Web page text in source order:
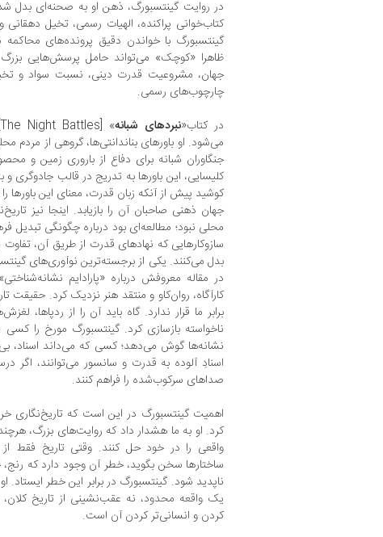
در روایت گینتسبورگ، ذهن او به صحنه‌ای بدل
کتاب‌خوانی پراکنده، الهیات رسمی، تخیل دهقانی
گینتسبورگ با خواندن دقیق پرونده‌های
ظاهرا «کوچک» می‌تواند حامل پرسش‌هایی
جهان، مشروعیت قدرت دینی، نسبت سواد و
چارچوب‌های رسمی.
در کتاب«نبردهای شبانه
می‌شود. او باورهای بناندانتی‌ها، گروهی از مردم
جنگاوران شبانه برای دفاع از باروری زمین و
کلیسایی، این باورها به تدریج در قالب جادوگری
کوشید پیش از آنکه زبان قدرت، معنای این باورها
جهان ذهنی صاحبان آن را بازیابد. اینجا نیز
محلی نبود؛ مطالعه‌ای بود درباره چگونگی تبدیل
سازوکارهایی که نهادهای قدرت از طریق آن، تفاوت
بدل می‌کنند. یکی از برجسته‌ترین نوآوری‌های
در مقاله معروفش درباره «پارادایم
کارآگاه، روان‌کاو و منتقد هنر نزدیک کرد.
برابر ما قرار ندارد. گاه باید آن را از ردپاها،
ناخواسته بازسازی کرد. گینتسبورگ مورخ را
نشانه‌ها گوش می‌دهد؛ کسی که می‌داند اسناد،
اسنادِ آلوده به قدرت و سانسور می‌توانند، اگر
صداهای سرکوب‌شده را فراهم کنند.
اهمیت گینتسبورگ در این است که تاریخ‌نگاری
کرد. او به ما هشدار داد که روایت‌های بزرگ،
واقعی را در خود حل کنند. وقتی تاریخ فقط از
ساختارها سخن بگوید، خطر آن وجود دارد که
ناپدید شود. گینتسبورگ در برابر این خطر
یک واقعه محدود، نه عقب‌نشینی از تاریخ کلان،
کردن و انسانی‌تر کردن آن است.